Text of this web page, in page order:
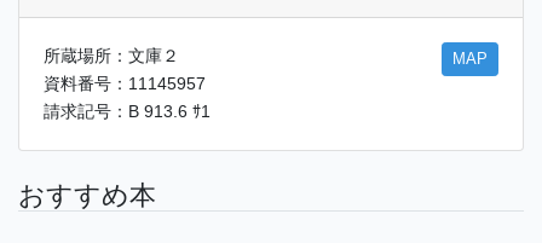
所蔵場所：文庫２
資料番号：11145957
請求記号：B 913.6 ｻ1
MAP
おすすめ本